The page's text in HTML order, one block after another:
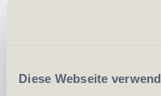
Diese Webseite